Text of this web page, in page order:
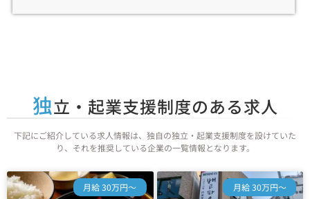
独立・起業支援制度のある求人
下記にご紹介している求人情報は、独自の独立・起業支援制度を設けていた
り、それを推奨している企業の一覧情報となります。
月給 30万円～ 月給 30万円～